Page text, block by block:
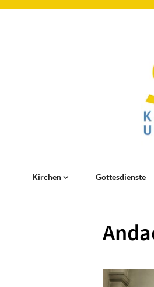
Kirchen Gottesdienste